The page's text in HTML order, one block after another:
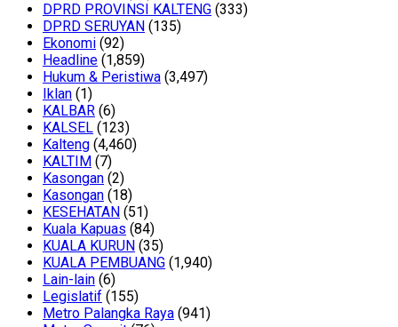
DPRD PROVINSI KALTENG (333)
DPRD SERUYAN (135)
Ekonomi (92)
Headline (1,859)
Hukum & Peristiwa (3,497)
Iklan (1)
KALBAR (6)
KALSEL (123)
Kalteng (4,460)
KALTIM (7)
Kasongan (2)
Kasongan (18)
KESEHATAN (51)
Kuala Kapuas (84)
KUALA KURUN (35)
KUALA PEMBUANG (1,940)
Lain-lain (6)
Legislatif (155)
Metro Palangka Raya (941)